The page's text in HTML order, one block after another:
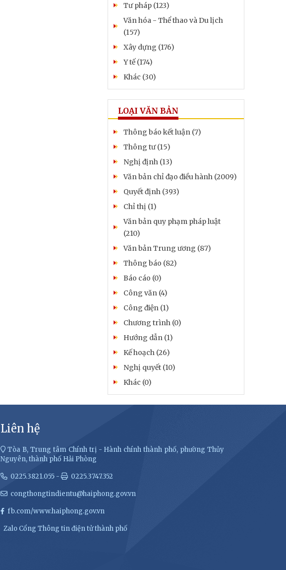
Tư pháp (123)
Văn hóa - Thể thao và Du lịch
(157)
Xây dựng (176)
Y tế (174)
Khác (30)
LOẠI VĂN BẢN
Thông báo kết luận (7)
Thông tư (15)
Nghị định (13)
Văn bản chỉ đạo điều hành (2009)
Quyết định (393)
Chỉ thị (1)
Văn bản quy phạm pháp luật
(210)
Văn bản Trung ương (87)
Thông báo (82)
Báo cáo (0)
Công văn (4)
Công điện (1)
Chương trình (0)
Hướng dẫn (1)
Kế hoạch (26)
Nghị quyết (10)
Khác (0)
Liên hệ
Tòa B, Trung tâm Chính trị - Hành chính thành phố, phường Thủy
Nguyên, thành phố Hải Phòng
0225.3821.055 - 0225.3747.352
congthongtindientu@haiphong.gov.vn
fb.com/www.haiphong.gov.vn
Zalo Cổng Thông tin điện tử thành phố